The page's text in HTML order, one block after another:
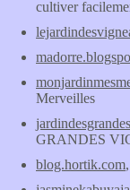
cultiver
Merveilles
GRANDES
blog.hortik.com